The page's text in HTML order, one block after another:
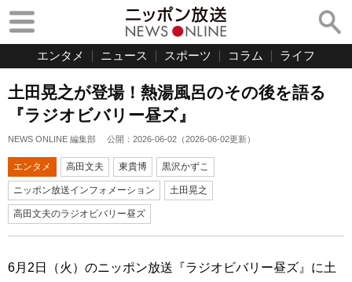
エンタメ ニュース スポーツ コラム ライフ
土田晃之が登場！熱湯風呂のその後を語る
『ラジオビバリー昼ズ』
NEWS ONLINE 編集部 公開： 2026-06-02 （2026-06-02更新）
エンタメ 高田文夫 東貴博 黒沢かずこ
ニッポン放送インフォメーション 土田晃之
高田文夫のラジオビバリー昼ズ
6月2日（火）のニッポン放送『ラジオビバリー昼ズ』に土